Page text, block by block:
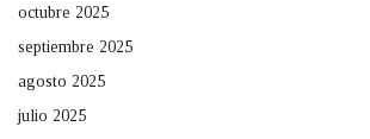
octubre 2025
septiembre 2025
agosto 2025
julio 2025